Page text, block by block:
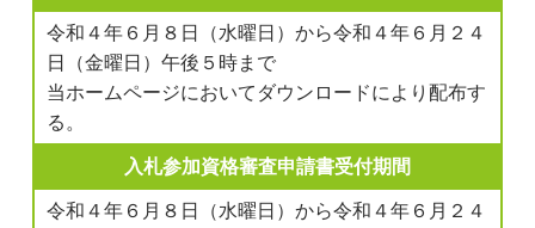
令和４年６月８日（水曜日）から令和４年６月２４
日（金曜日）午後５時まで
当ホームページにおいてダウンロードにより配布す
る。
入札参加資格審査申請書受付期間
令和４年６月８日（水曜日）から令和４年６月２４